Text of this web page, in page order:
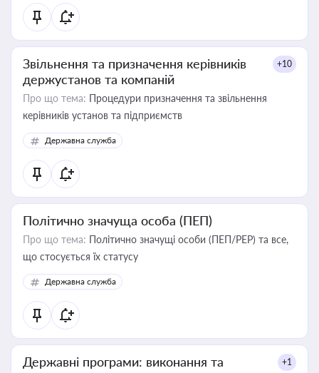
Звільнення та призначення керівників
держустанов та компаній
+10
Про що тема: Процедури призначення та звільнення
керівників установ та підприємств
Державна служба
Політично значуща особа (ПЕП)
Про що тема: Політично значущі особи (ПЕП/PEP) та все,
що стосується їх статусу
Державна служба
Державні програми: виконання та
+1